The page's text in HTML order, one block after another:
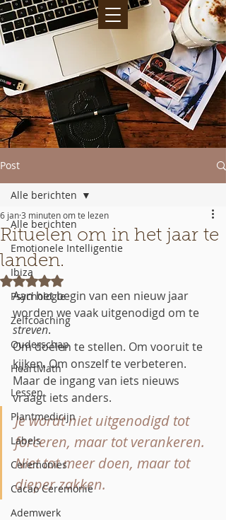
Post
Alle berichten
Emotionele Intelligentie
Ibiza
Psychologie
Zelfcoaching
Ouderschap
HeartMath
Lessen
Plantmedicijn
Labels
Ceremonies
Cacao Ceremonie
Ademwerk
Alle berichten
Rituelen om in het jaar te
landen.
6 jan3 minuten om te lezen
Beoordeeld met NaN uit 5 sterren.
Aan het begin van een nieuw jaar
worden we vaak uitgenodigd om te
streven.
Om doelen te stellen. Om vooruit te
kijken. Om onszelf te verbeteren.
Maar de ingang van iets nieuws
vraagt iets anders.
Je wordt niet uitgenodigd tot
forceren, maar tot verankeren.
Niet tot meer doen, maar tot
dieper zakken.